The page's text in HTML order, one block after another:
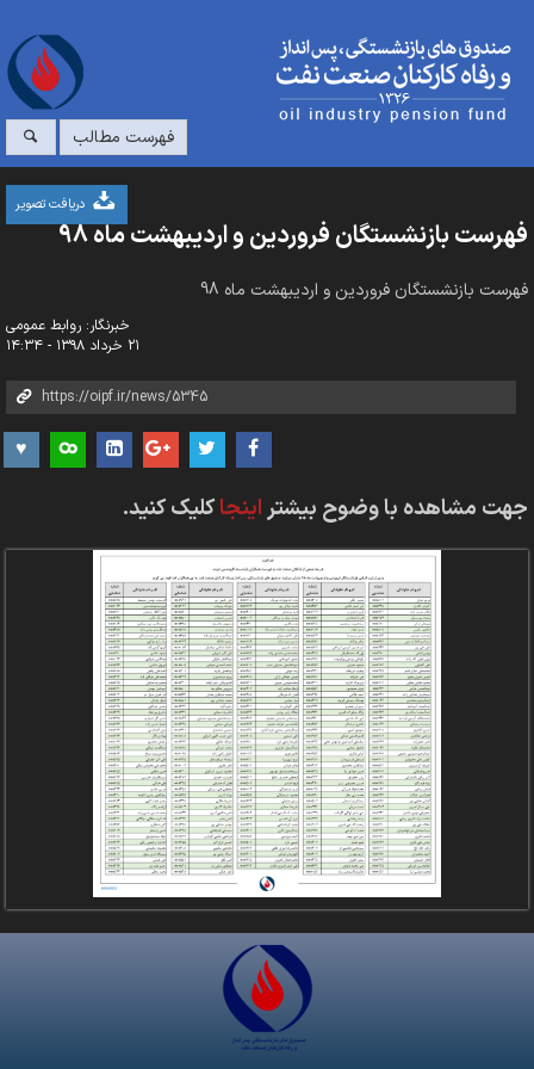
فهرست مطالب
دریافت تصویر
فهرست بازنشستگان فروردین و اردیبهشت ماه 98
فهرست بازنشستگان فروردین و اردیبهشت ماه 98
خبرنگار: روابط عمومی
۲۱ خرداد ۱۳۹۸ - ۱۴:۳۴
جهت مشاهده با وضوح بیشتراینجاکلیک کنید.